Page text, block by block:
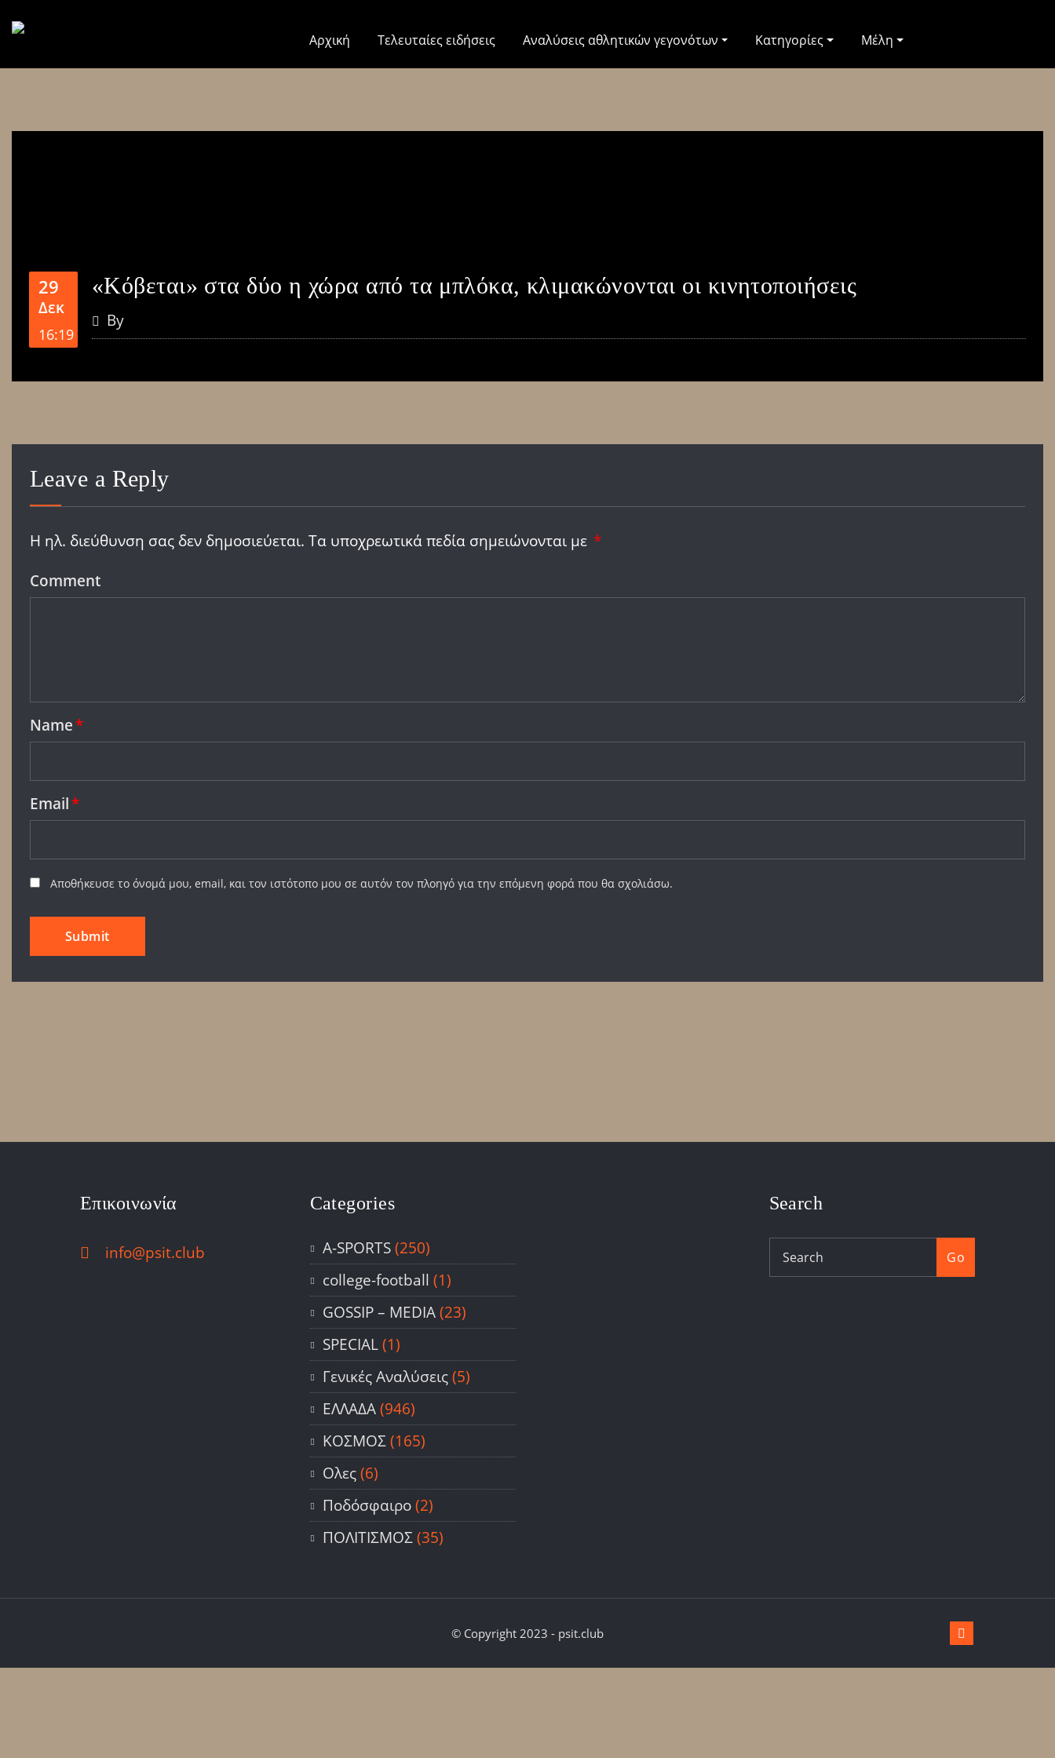
Αρχική Τελευταίες ειδήσεις Αναλύσεις αθλητικών γεγονότων Κατηγορίες Μέλη
29
Δεκ
16:19
«Κόβεται» στα δύο η χώρα από τα μπλόκα, κλιμακώνονται οι κινητοποιήσεις
By
Leave a Reply
Η ηλ. διεύθυνση σας δεν δημοσιεύεται. Τα υποχρεωτικά πεδία σημειώνονται με *
Comment
Name*
Email*
Αποθήκευσε το όνομά μου, email, και τον ιστότοπο μου σε αυτόν τον πλοηγό για την επόμενη φορά που θα σχολιάσω.
Επικοινωνία
info@psit.club
Categories
A-SPORTS(250)
college-football (1)
GOSSIP – ΜΕDIA(23)
SPECIAL(1)
Γενικές Αναλύσεις(5)
ΕΛΛΑΔΑ(946)
ΚΟΣΜΟΣ(165)
Ολες(6)
Ποδόσφαιρο(2)
ΠΟΛΙΤΙΣΜΟΣ(35)
Search
Go
© Copyright 2023 - psit.club